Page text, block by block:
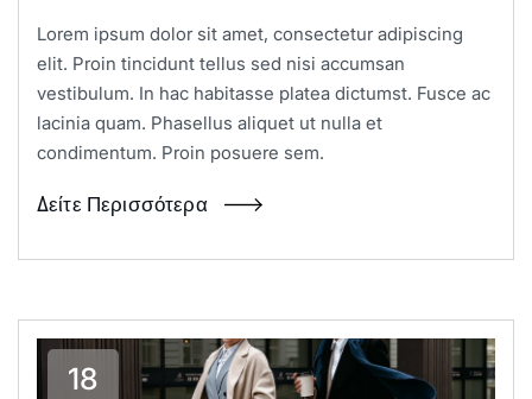
Lorem ipsum dolor sit amet, consectetur adipiscing
elit. Proin tincidunt tellus sed nisi accumsan
vestibulum. In hac habitasse platea dictumst. Fusce ac
lacinia quam. Phasellus aliquet ut nulla et
condimentum. Proin posuere sem.
Δείτε Περισσότερα
18